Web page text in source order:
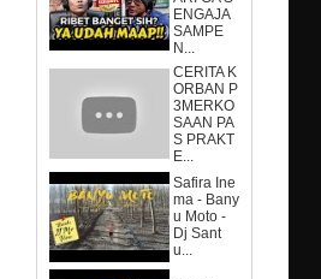
ENGAJA
SAMPE
N...
CERITA K
ORBAN P
3MERKO
SAAN PA
S PRAKT
E...
Safira Ine
ma - Bany
u Moto -
Dj Sant
u...